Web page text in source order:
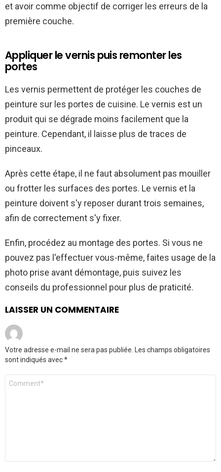
et avoir comme objectif de corriger les erreurs de la
première couche.
Appliquer le vernis puis remonter les
portes
Les vernis permettent de protéger les couches de
peinture sur les portes de cuisine. Le vernis est un
produit qui se dégrade moins facilement que la
peinture. Cependant, il laisse plus de traces de
pinceaux.
Après cette étape, il ne faut absolument pas mouiller
ou frotter les surfaces des portes. Le vernis et la
peinture doivent s'y reposer durant trois semaines,
afin de correctement s'y fixer.
Enfin, procédez au montage des portes. Si vous ne
pouvez pas l'effectuer vous-même, faites usage de la
photo prise avant démontage, puis suivez les
conseils du professionnel pour plus de praticité.
LAISSER UN COMMENTAIRE
Votre adresse e-mail ne sera pas publiée. Les champs obligatoires
sont indiqués avec*
Commentaire